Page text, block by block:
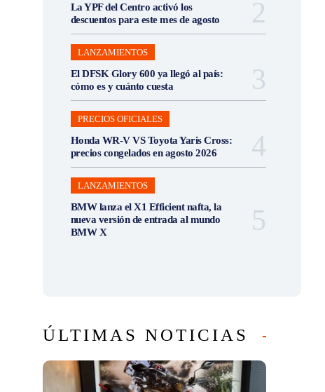
La YPF del Centro activó los
descuentos para este mes de agosto
LANZAMIENTOS
El DFSK Glory 600 ya llegó al país:
cómo es y cuánto cuesta
PRECIOS OFICIALES
Honda WR-V VS Toyota Yaris Cross:
precios congelados en agosto 2026
LANZAMIENTOS
BMW lanza el X1 Efficient nafta, la
nueva versión de entrada al mundo
BMW X
ÚLTIMAS NOTICIAS